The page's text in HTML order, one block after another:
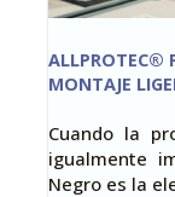
ALLPROTEC®
MONTAJE
Cuando la
igualmente
Negro es la